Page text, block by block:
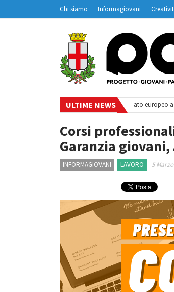
Chi siamo Informagiovani
Contatti
Padovanet
ULTIME NEWS
steps towards sustainability – Volontariato europeo a
Corsi
Garanzia giovani,
INFORMAGIOVANI LAVORO 5